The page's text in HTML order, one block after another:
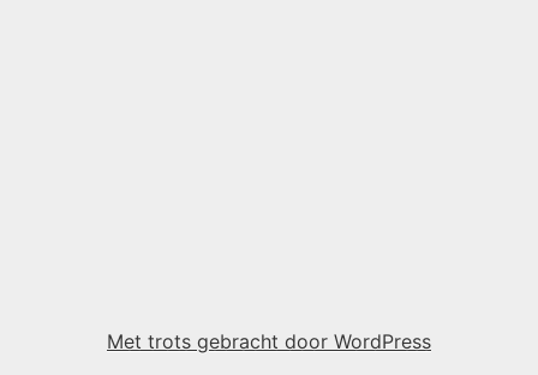
Met trots gebracht door WordPress